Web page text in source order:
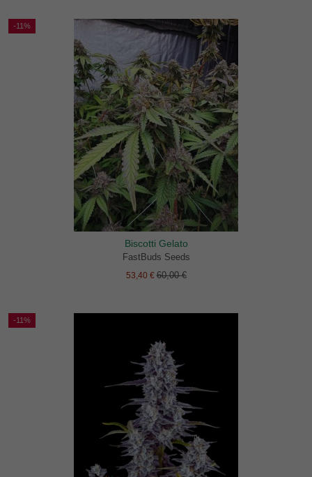
-11%
Biscotti Gelato
FastBuds Seeds
53,40 €60,00 €
-11%